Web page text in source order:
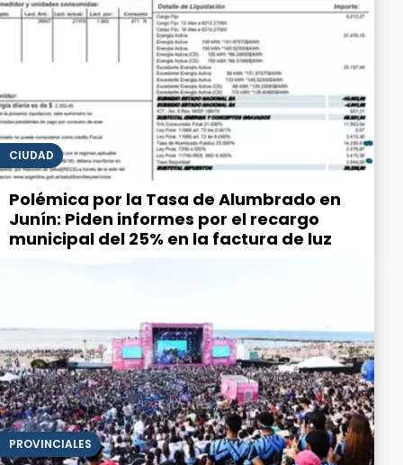
CIUDAD
Polémica por la Tasa de Alumbrado en
Junín: Piden informes por el recargo
municipal del 25% en la factura de luz
PROVINCIALES